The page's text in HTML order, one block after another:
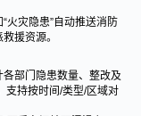
火灾隐患”自动推送消防
援资源。
部门隐患数量、整改及
支持按时间/类型/区域对